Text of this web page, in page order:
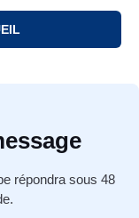
répondra sous 48